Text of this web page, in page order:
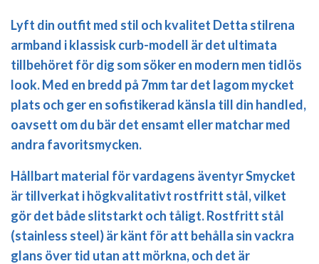
Lyft din outfit med stil och kvalitet Detta stilrena
armband i klassisk curb-modell är det ultimata
tillbehöret för dig som söker en modern men tidlös
look. Med en bredd på 7mm tar det lagom mycket
plats och ger en sofistikerad känsla till din handled,
oavsett om du bär det ensamt eller matchar med
andra favoritsmycken.
Hållbart material för vardagens äventyrSmycket
är tillverkat i högkvalitativt rostfritt stål, vilket
gör det både slitstarkt och tåligt. Rostfritt stål
(stainless steel) är känt för att behålla sin vackra
glans över tid utan att mörkna, och det är